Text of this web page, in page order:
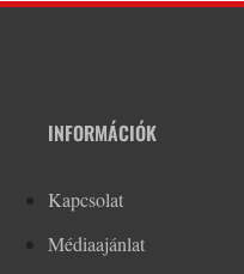
INFORMÁCIÓK
Kapcsolat
Médiaajánlat